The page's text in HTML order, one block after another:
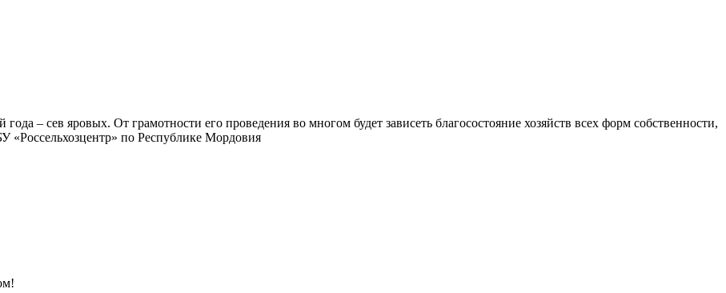
– сев яровых. От грамотности его проведения во многом будет зависеть благосостояние хозяйств всех форм собственности,
по Республике Мордовия